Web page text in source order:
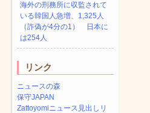
海外の刑務所に収監されて
いる韓国人急増、1,325人
（詐偽が4分の1） 日本に
は254人
リンク
ニュースの森
保守JAPAN
Zattoyomiニュース見出しリ